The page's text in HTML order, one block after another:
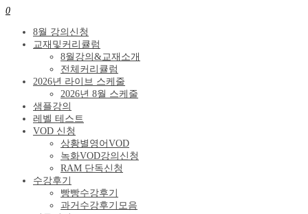
0
8월 강의신청
교재및커리큘럼
8월강의&교재소개
전체커리큘럼
2026년 라이브 스케줄
2026년 8월 스케줄
샘플강의
레벨 테스트
VOD 신청
상황별영어VOD
녹화VOD강의신청
RAM 단독신청
수강후기
빵빵수강후기
과거수강후기모음